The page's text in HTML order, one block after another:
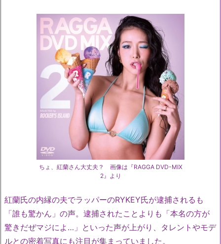
ちょ、紅蘭さん大丈夫？ 画像は『RAGGA DVD-MIX
2』より
紅蘭氏の内縁の夫でラッパーのRYKEY氏が逮捕されるも
「誰も驚かん」の声。逮捕されたことよりも「本名の方が
驚きだぜマジによ…」といった声が上がり、タレントやモデ
ルとの密着写真にも注目が集まっていました。